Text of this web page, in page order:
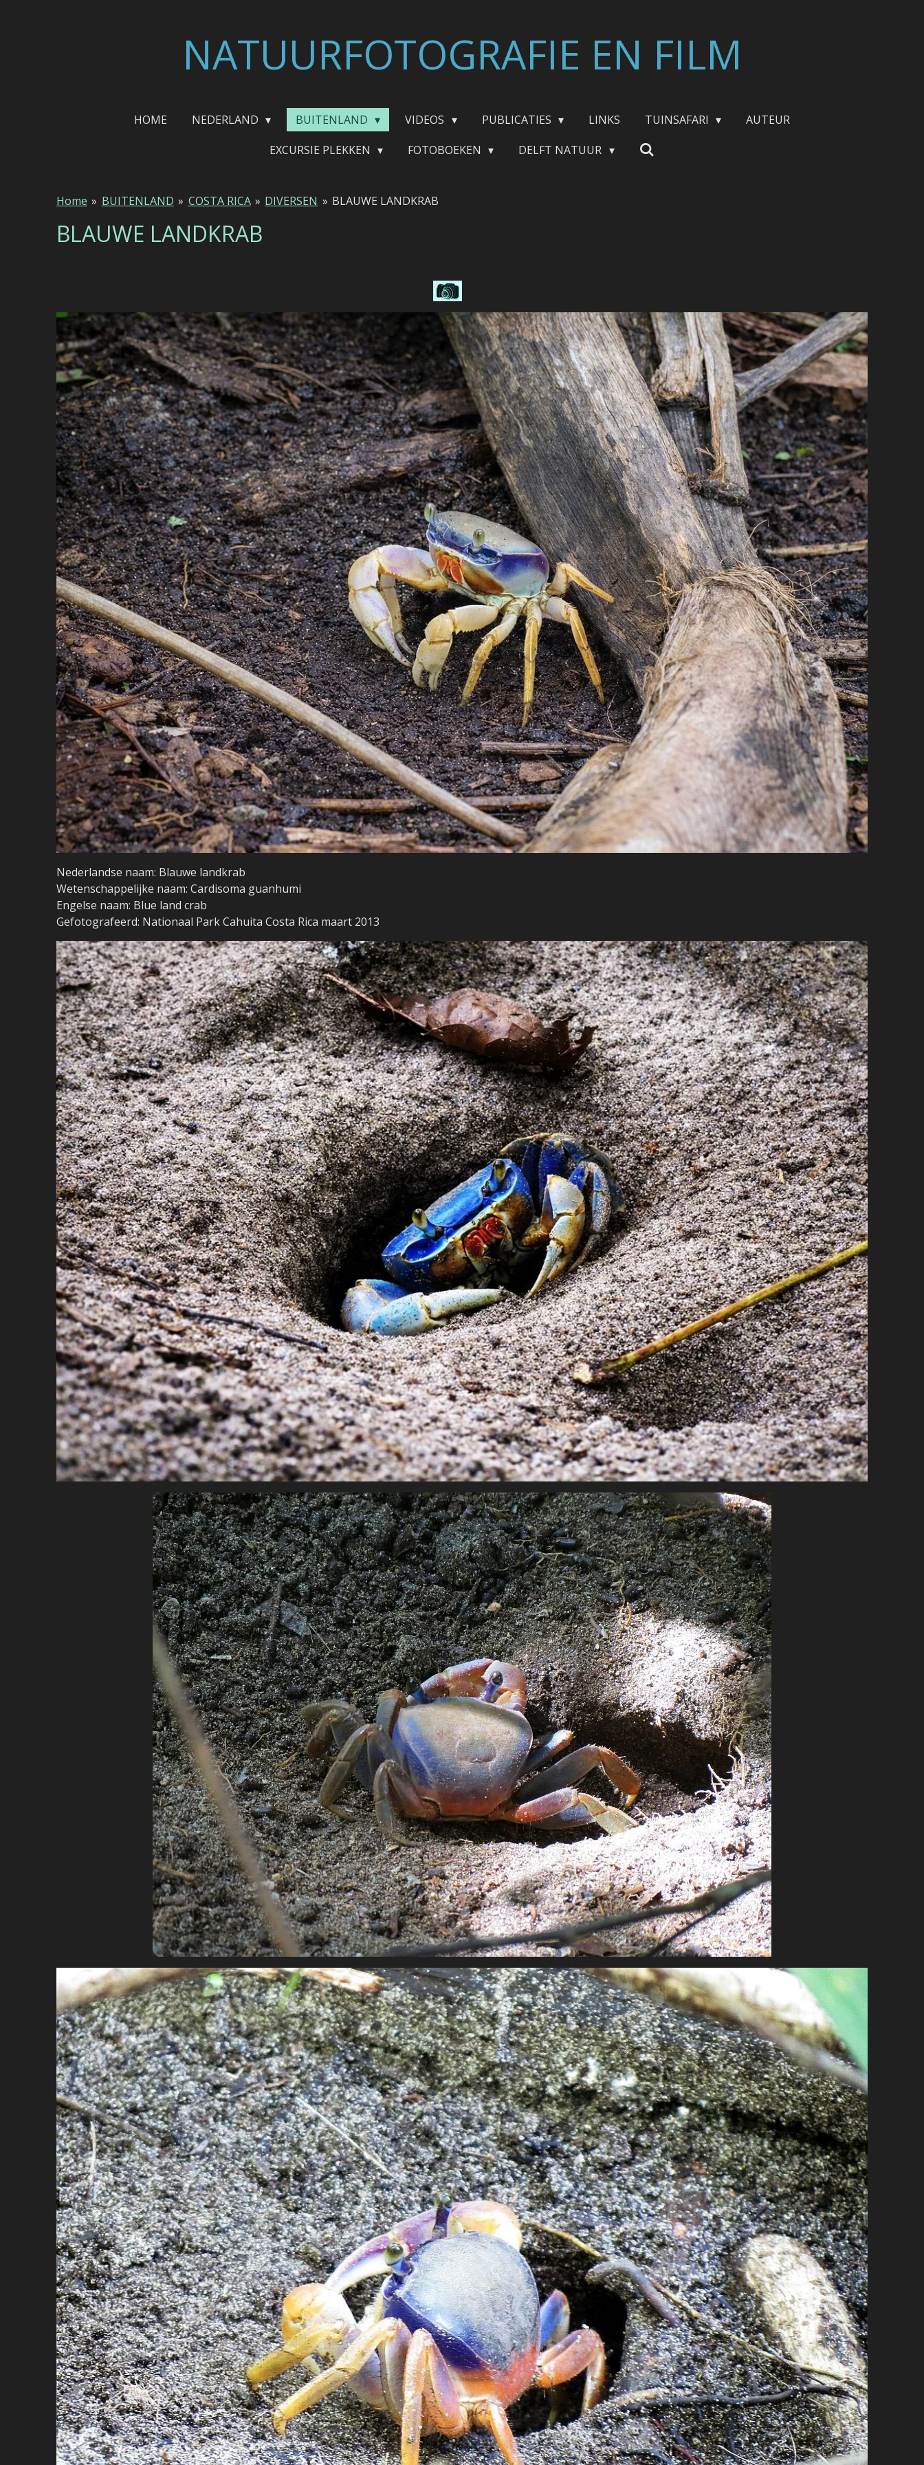
NATUURFOTOGRAFIE EN FILM
HOME NEDERLAND BUITENLAND VIDEOS PUBLICATIES LINKS TUINSAFARI
AUTEUR
EXCURSIE PLEKKEN
FOTOBOEKEN DELFT NATUUR
Home » BUITENLAND » COSTA RICA » DIVERSEN » BLAUWE LANDKRAB
BLAUWE LANDKRAB
Nederlandse naam: Blauwe landkrab
Wetenschappelijke naam: Cardisoma guanhumi
Engelse naam: Blue land crab
Gefotografeerd: Nationaal Park Cahuita Costa Rica maart 2013